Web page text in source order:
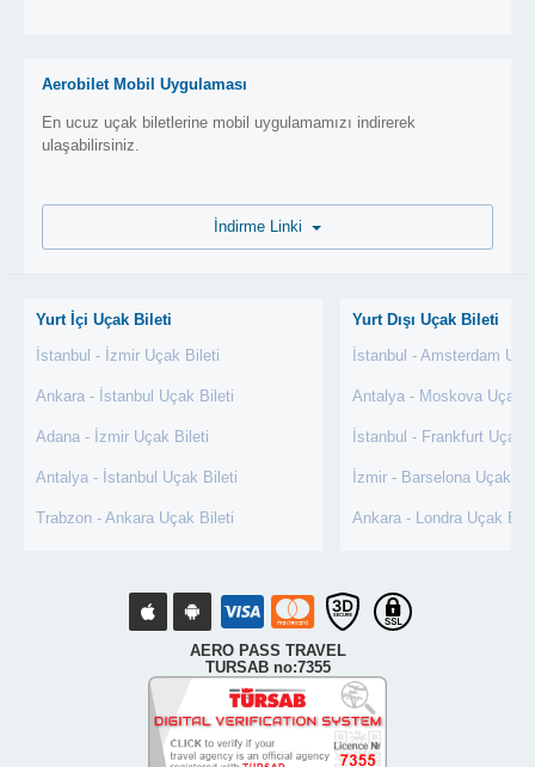
Aerobilet Mobil Uygulaması
En ucuz uçak biletlerine mobil uygulamamızı indirerek
ulaşabilirsiniz.
Yurt İçi Uçak Bileti
İstanbul - İzmir Uçak Bileti
Ankara - İstanbul Uçak Bileti
Adana - İzmir Uçak Bileti
Antalya - İstanbul Uçak Bileti
Trabzon - Ankara Uçak Bileti
Yurt Dışı Uçak Bileti
İstanbul - Amsterdam
Antalya - Moskova Uçak
İstanbul - Frankfurt Uçak
İzmir - Barselona Uçak
Ankara - Londra Uçak
AERO PASS TRAVEL
TURSAB no:7355